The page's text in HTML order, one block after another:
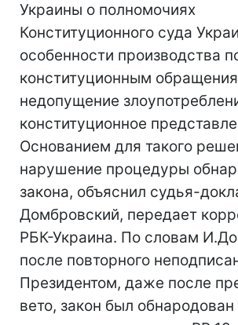
Украины о полномочиях
Конституционного суда
особенности производства
конституционным
недопущение
конституционное
Основанием для такого
нарушение процедуры
закона, объяснил судья-
Домбровский, передает
РБК-Украина. По словам
после повторного
Президентом, даже после
вето, закон был обнародован